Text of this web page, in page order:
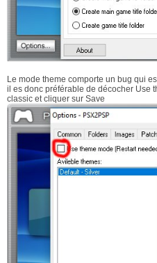
Le mode theme comporte un bug qui
il es donc préférable de décocher Use
classic et cliquer sur Save